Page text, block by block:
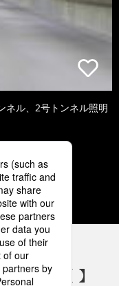
ネル、2号トンネル照明
5
アカウント